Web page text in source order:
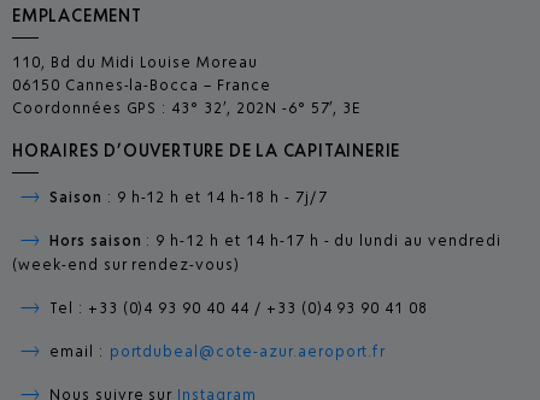
EMPLACEMENT
110, Bd du Midi Louise Moreau
06150 Cannes-la-Bocca – France
Coordonnées GPS : 43° 32’, 202N -6° 57’, 3E
HORAIRES D’OUVERTURE DE LA CAPITAINERIE
Saison : 9 h-12 h et 14 h-18 h - 7j/7
Hors saison : 9 h-12 h et 14 h-17 h - du lundi au vendredi
(week-end sur rendez-vous)
Tel : +33 (0)4 93 90 40 44 / +33 (0)4 93 90 41 08
email : portdubeal@cote-azur.aeroport.fr
Nous suivre sur Instagram